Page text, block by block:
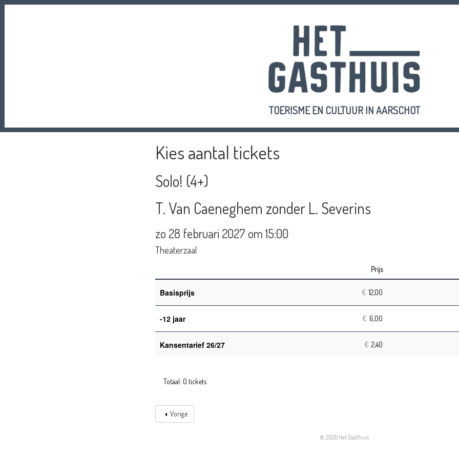
TOERISME EN CULTUUR IN AARSCHOT
Kies aantal tickets
Solo! (4+)
T. Van Caeneghem zonder L. Severins
zo 28 februari 2027 om15:00
Theaterzaal
Prijs
Basisprijs € 12,00
-12 jaar € 6,00
Kansentarief 26/27 € 2,40
Totaal: 0 tickets
Vorige
© 2026 Het Gasthuis